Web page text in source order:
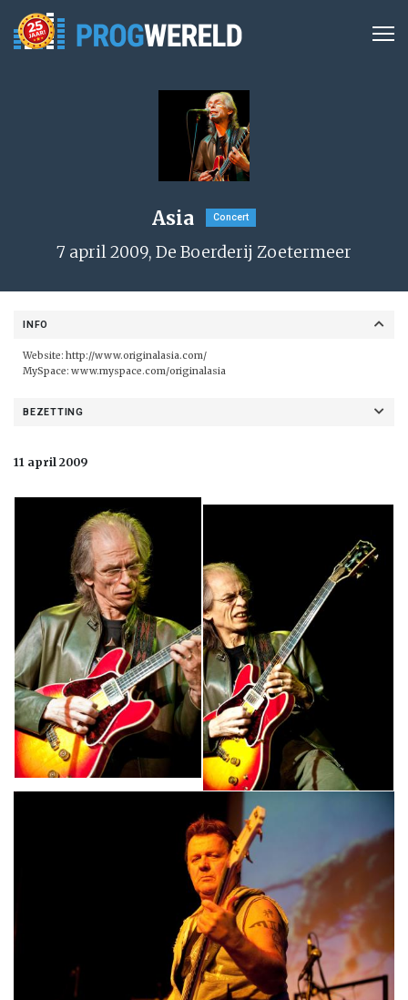
Asia Concert
7 april 2009, De Boerderij Zoetermeer
INFO
Website: http://www.originalasia.com/
MySpace: www.myspace.com/originalasia
BEZETTING
11 april 2009